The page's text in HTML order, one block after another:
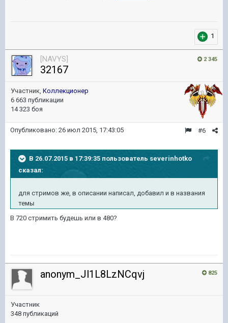
1
2 345
[NAVYS]
32167
Участник, Коллекционер
6 663 публикации
14 323 боя
#6
Опубликовано: 26 июл 2015, 17:43:05
В 26.07.2015 в 17:39:35 пользователь severinhotko
сказал:
для стримов же, в описании написал, добавил и в названия
темы
В 720 стримить будешь или в 480?
825
anonym_Jl1L8LzNCqvj
Участник
348 публикаций